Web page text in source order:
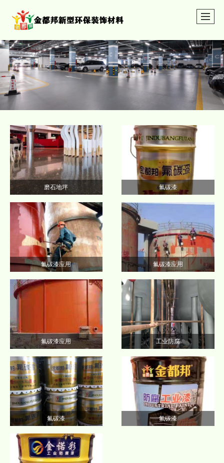
磨石地坪 氟碳漆
氟碳漆应用 氟碳漆应用
氟碳漆应用 工业防腐
氟碳漆 氟碳漆